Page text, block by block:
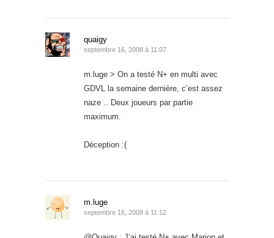
quaigy
septembre 16, 2008 à 11:07
m.luge > On a testé N+ en multi avec
GDVL la semaine dernière, c’est assez
naze .. Deux joueurs par partie
maximum.
Déception :(
m.luge
septembre 16, 2008 à 11:12